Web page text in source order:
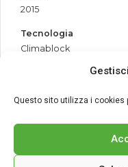
Questo sito utilizza i cookies
2015
Tecnologia
Climablock
PREVIOUS